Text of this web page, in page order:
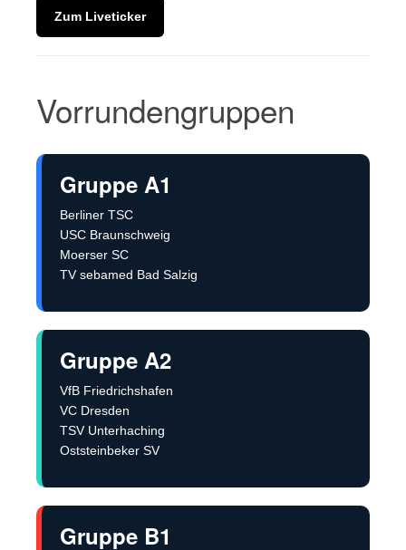
Zum Liveticker
Vorrundengruppen
Gruppe A1
Berliner TSC
USC Braunschweig
Moerser SC
TV sebamed Bad Salzig
Gruppe A2
VfB Friedrichshafen
VC Dresden
TSV Unterhaching
Oststeinbeker SV
Gruppe B1